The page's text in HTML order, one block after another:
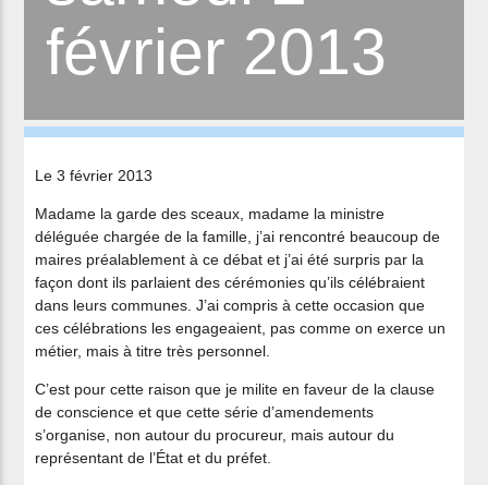
février 2013
Le 3 février 2013
Madame la garde des sceaux, madame la ministre
déléguée chargée de la famille, j’ai rencontré beaucoup de
maires préalablement à ce débat et j’ai été surpris par la
façon dont ils parlaient des cérémonies qu’ils célébraient
dans leurs communes. J’ai compris à cette occasion que
ces célébrations les engageaient, pas comme on exerce un
métier, mais à titre très personnel.
C’est pour cette raison que je milite en faveur de la clause
de conscience et que cette série d’amendements
s’organise, non autour du procureur, mais autour du
représentant de l’État et du préfet.